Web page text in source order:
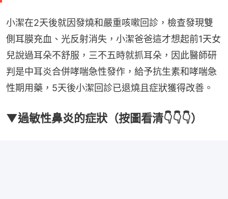
小潔在2天後就因發燒和嚴重咳嗽回診，檢查發現雙
側耳膜充血、光反射消失，小潔爸爸這才想起前1天女
兒說過耳朵不舒服，三不五時就抓耳朵，因此醫師研
判是中耳炎合併哮喘急性發作，給予抗生素和哮喘急
性期用藥，5天後小潔回診已退燒且症狀獲得改善。
▼過敏性鼻炎的症狀（按圖看清👇👇👇）